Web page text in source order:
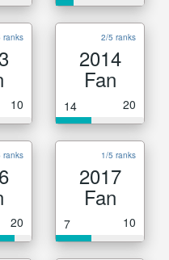
ranks
10
2/5 ranks
2014
Fan
14 20
ranks
20
1/5 ranks
2017
Fan
7 10